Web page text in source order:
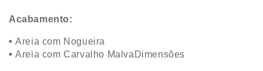
Acabamento:
•Areia com Nogueira
• Areia com Carvalho Malva Dimensões